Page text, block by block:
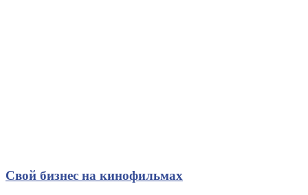
Свой бизнес на кинофильмах